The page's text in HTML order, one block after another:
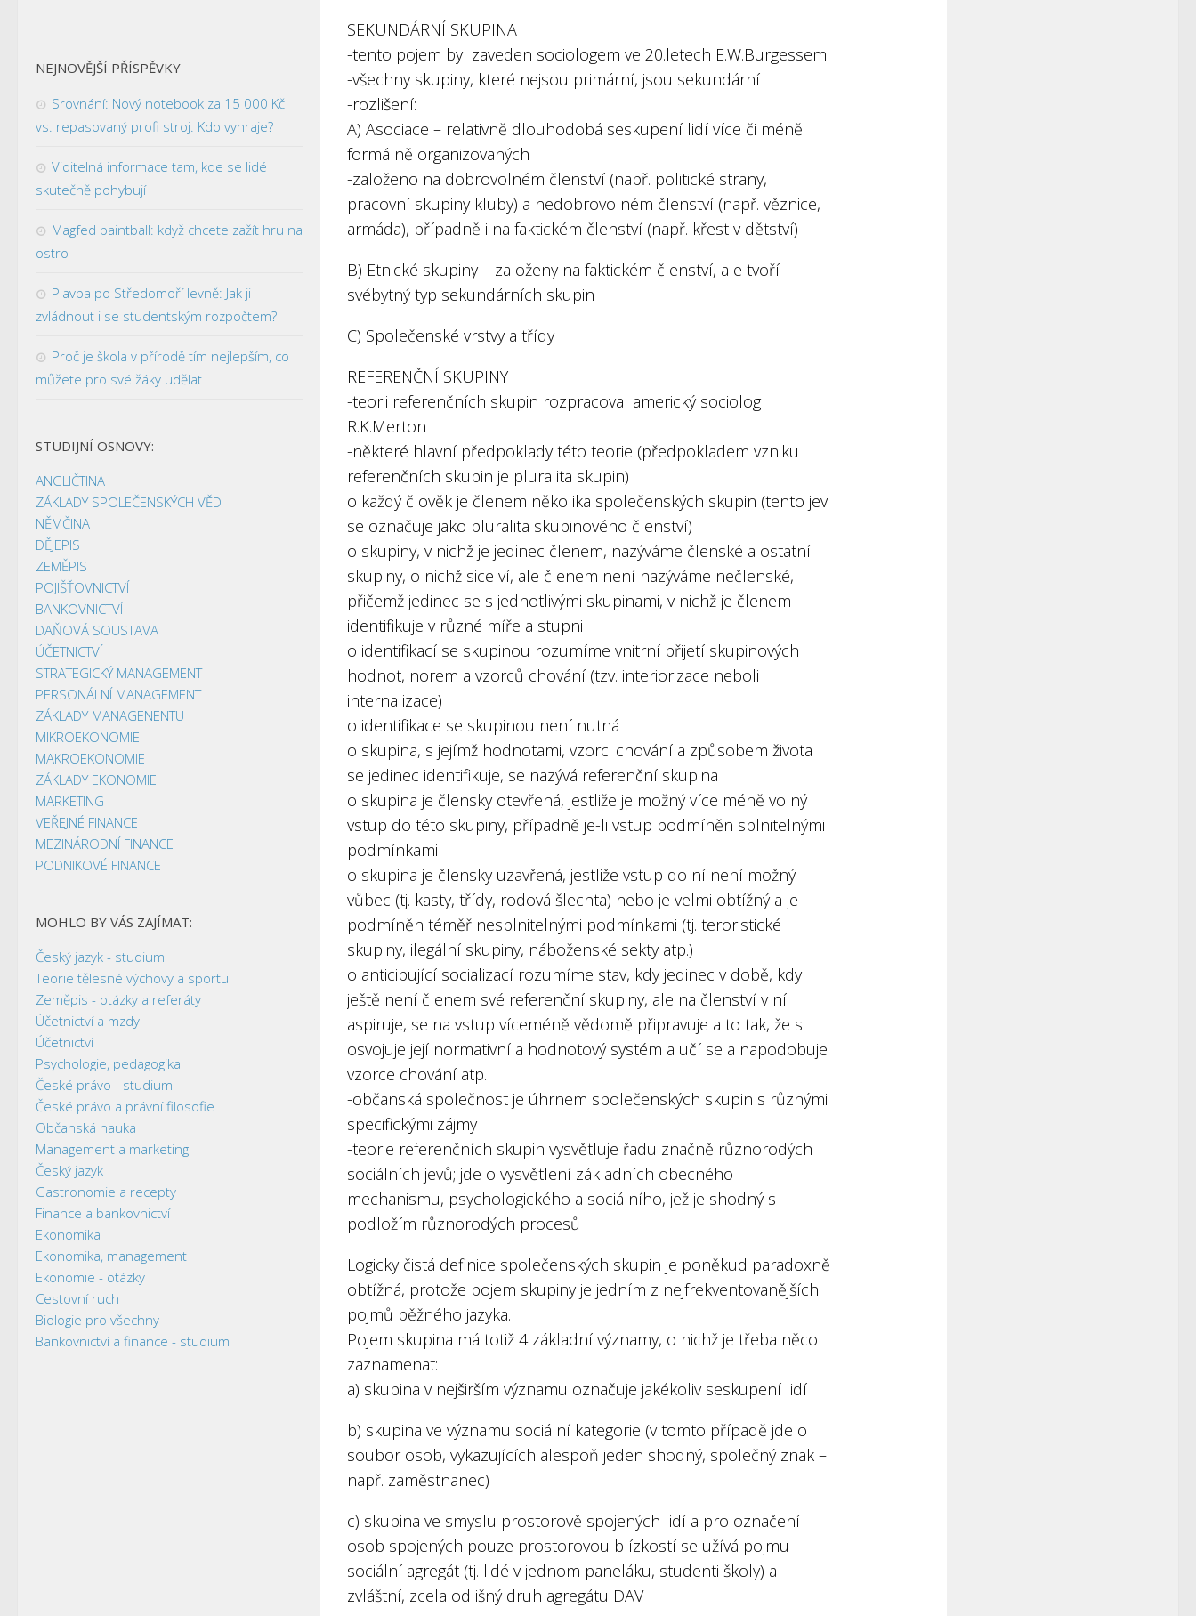
SEKUNDÁRNÍ SKUPINA
-tento pojem byl zaveden sociologem ve 20.letech E.W.Burgessem
-všechny skupiny, které nejsou primární, jsou sekundární
-rozlišení:
A) Asociace – relativně dlouhodobá seskupení lidí více či méně
formálně organizovaných
-založeno na dobrovolném členství (např. politické strany,
pracovní skupiny kluby) a nedobrovolném členství (např. věznice,
armáda), případně i na faktickém členství (např. křest v dětství)
B) Etnické skupiny – založeny na faktickém členství, ale tvoří
svébytný typ sekundárních skupin
C) Společenské vrstvy a třídy
REFERENČNÍ SKUPINY
-teorii referenčních skupin rozpracoval americký sociolog
R.K.Merton
-některé hlavní předpoklady této teorie (předpokladem vzniku
referenčních skupin je pluralita skupin)
o každý člověk je členem několika společenských skupin (tento jev
se označuje jako pluralita skupinového členství)
o skupiny, v nichž je jedinec členem, nazýváme členské a ostatní
skupiny, o nichž sice ví, ale členem není nazýváme nečlenské,
přičemž jedinec se s jednotlivými skupinami, v nichž je členem
identifikuje v různé míře a stupni
o identifikací se skupinou rozumíme vnitrní přijetí skupinových
hodnot, norem a vzorců chování (tzv. interiorizace neboli
internalizace)
o identifikace se skupinou není nutná
o skupina, s jejímž hodnotami, vzorci chování a způsobem života
se jedinec identifikuje, se nazývá referenční skupina
o skupina je člensky otevřená, jestliže je možný více méně volný
vstup do této skupiny, případně je-li vstup podmíněn splnitelnými
podmínkami
o skupina je člensky uzavřená, jestliže vstup do ní není možný
vůbec (tj. kasty, třídy, rodová šlechta) nebo je velmi obtížný a je
podmíněn téměř nesplnitelnými podmínkami (tj. teroristické
skupiny, ilegální skupiny, náboženské sekty atp.)
o anticipující socializací rozumíme stav, kdy jedinec v době, kdy
ještě není členem své referenční skupiny, ale na členství v ní
aspiruje, se na vstup víceméně vědomě připravuje a to tak, že si
osvojuje její normativní a hodnotový systém a učí se a napodobuje
vzorce chování atp.
-občanská společnost je úhrnem společenských skupin s různými
specifickými zájmy
-teorie referenčních skupin vysvětluje řadu značně různorodých
sociálních jevů; jde o vysvětlení základních obecného
mechanismu, psychologického a sociálního, jež je shodný s
podložím různorodých procesů
Logicky čistá definice společenských skupin je poněkud paradoxně
obtížná, protože pojem skupiny je jedním z nejfrekventovanějších
pojmů běžného jazyka.
Pojem skupina má totiž 4 základní významy, o nichž je třeba něco
zaznamenat:
a) skupina v nejširším významu označuje jakékoliv seskupení lidí
b) skupina ve významu sociální kategorie (v tomto případě jde o
soubor osob, vykazujících alespoň jeden shodný, společný znak –
např. zaměstnanec)
c) skupina ve smyslu prostorově spojených lidí a pro označení
osob spojených pouze prostorovou blízkostí se užívá pojmu
sociální agregát (tj. lidé v jednom paneláku, studenti školy) a
zvláštní, zcela odlišný druh agregátu DAV
NEJNOVĚJŠÍ PŘÍSPĚVKY
Srovnání: Nový notebook za 15 000 Kč
vs. repasovaný profi stroj. Kdo vyhraje?
Viditelná informace tam, kde se lidé
skutečně pohybují
Magfed paintball: když chcete zažít hru na
ostro
Plavba po Středomoří levně: Jak ji
zvládnout i se studentským rozpočtem?
Proč je škola v přírodě tím nejlepším, co
můžete pro své žáky udělat
STUDIJNÍ OSNOVY:
ANGLIČTINA
ZÁKLADY SPOLEČENSKÝCH VĚD
NĚMČINA
DĚJEPIS
ZEMĚPIS
POJIŠŤOVNICTVÍ
BANKOVNICTVÍ
DAŇOVÁ SOUSTAVA
ÚČETNICTVÍ
STRATEGICKÝ MANAGEMENT
PERSONÁLNÍ MANAGEMENT
ZÁKLADY MANAGENENTU
MIKROEKONOMIE
MAKROEKONOMIE
ZÁKLADY EKONOMIE
MARKETING
VEŘEJNÉ FINANCE
MEZINÁRODNÍ FINANCE
PODNIKOVÉ FINANCE
MOHLO BY VÁS ZAJÍMAT:
Český jazyk - studium
Teorie tělesné výchovy a sportu
Zeměpis - otázky a referáty
Účetnictví a mzdy
Účetnictví
Psychologie, pedagogika
České právo - studium
České právo a právní filosofie
Občanská nauka
Management a marketing
Český jazyk
Gastronomie a recepty
Finance a bankovnictví
Ekonomika
Ekonomika, management
Ekonomie - otázky
Cestovní ruch
Biologie pro všechny
Bankovnictví a finance - studium